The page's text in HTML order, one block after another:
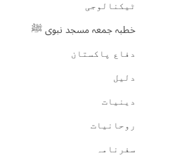
ٹیکنالوجی
خطبہ جمعہ مسجد نبوی ﷺ
دفاع پاکستان
دلیل
دینیات
روحانیات
سفرنامہ